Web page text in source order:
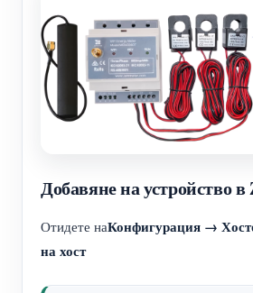
Добавяне на устройство
Отидете наКонфигурация →
на хост